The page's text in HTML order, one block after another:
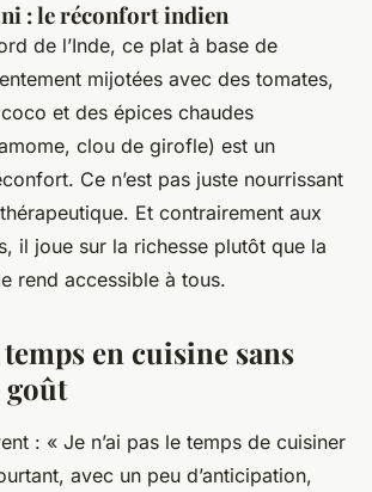
: le réconfort indien
de l’Inde, ce plat à base de
mijotées avec des tomates,
et des épices chaudes
clou de girofle) est un
Ce n’est pas juste nourrissant
Et contrairement aux
il joue sur la richesse plutôt que la
rend accessible à tous.
en cuisine sans
: « Je n’ai pas le temps de cuisiner
avec un peu d’anticipation,